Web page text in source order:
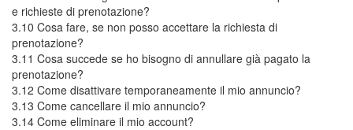
e richieste di prenotazione?
3.10 Cosa fare, se non posso accettare la richiesta di
prenotazione?
3.11 Cosa succede se ho bisogno di annullare già pagato la
prenotazione?
3.12 Come disattivare temporaneamente il mio annuncio?
3.13 Come cancellare il mio annuncio?
3.14 Come eliminare il mio account?